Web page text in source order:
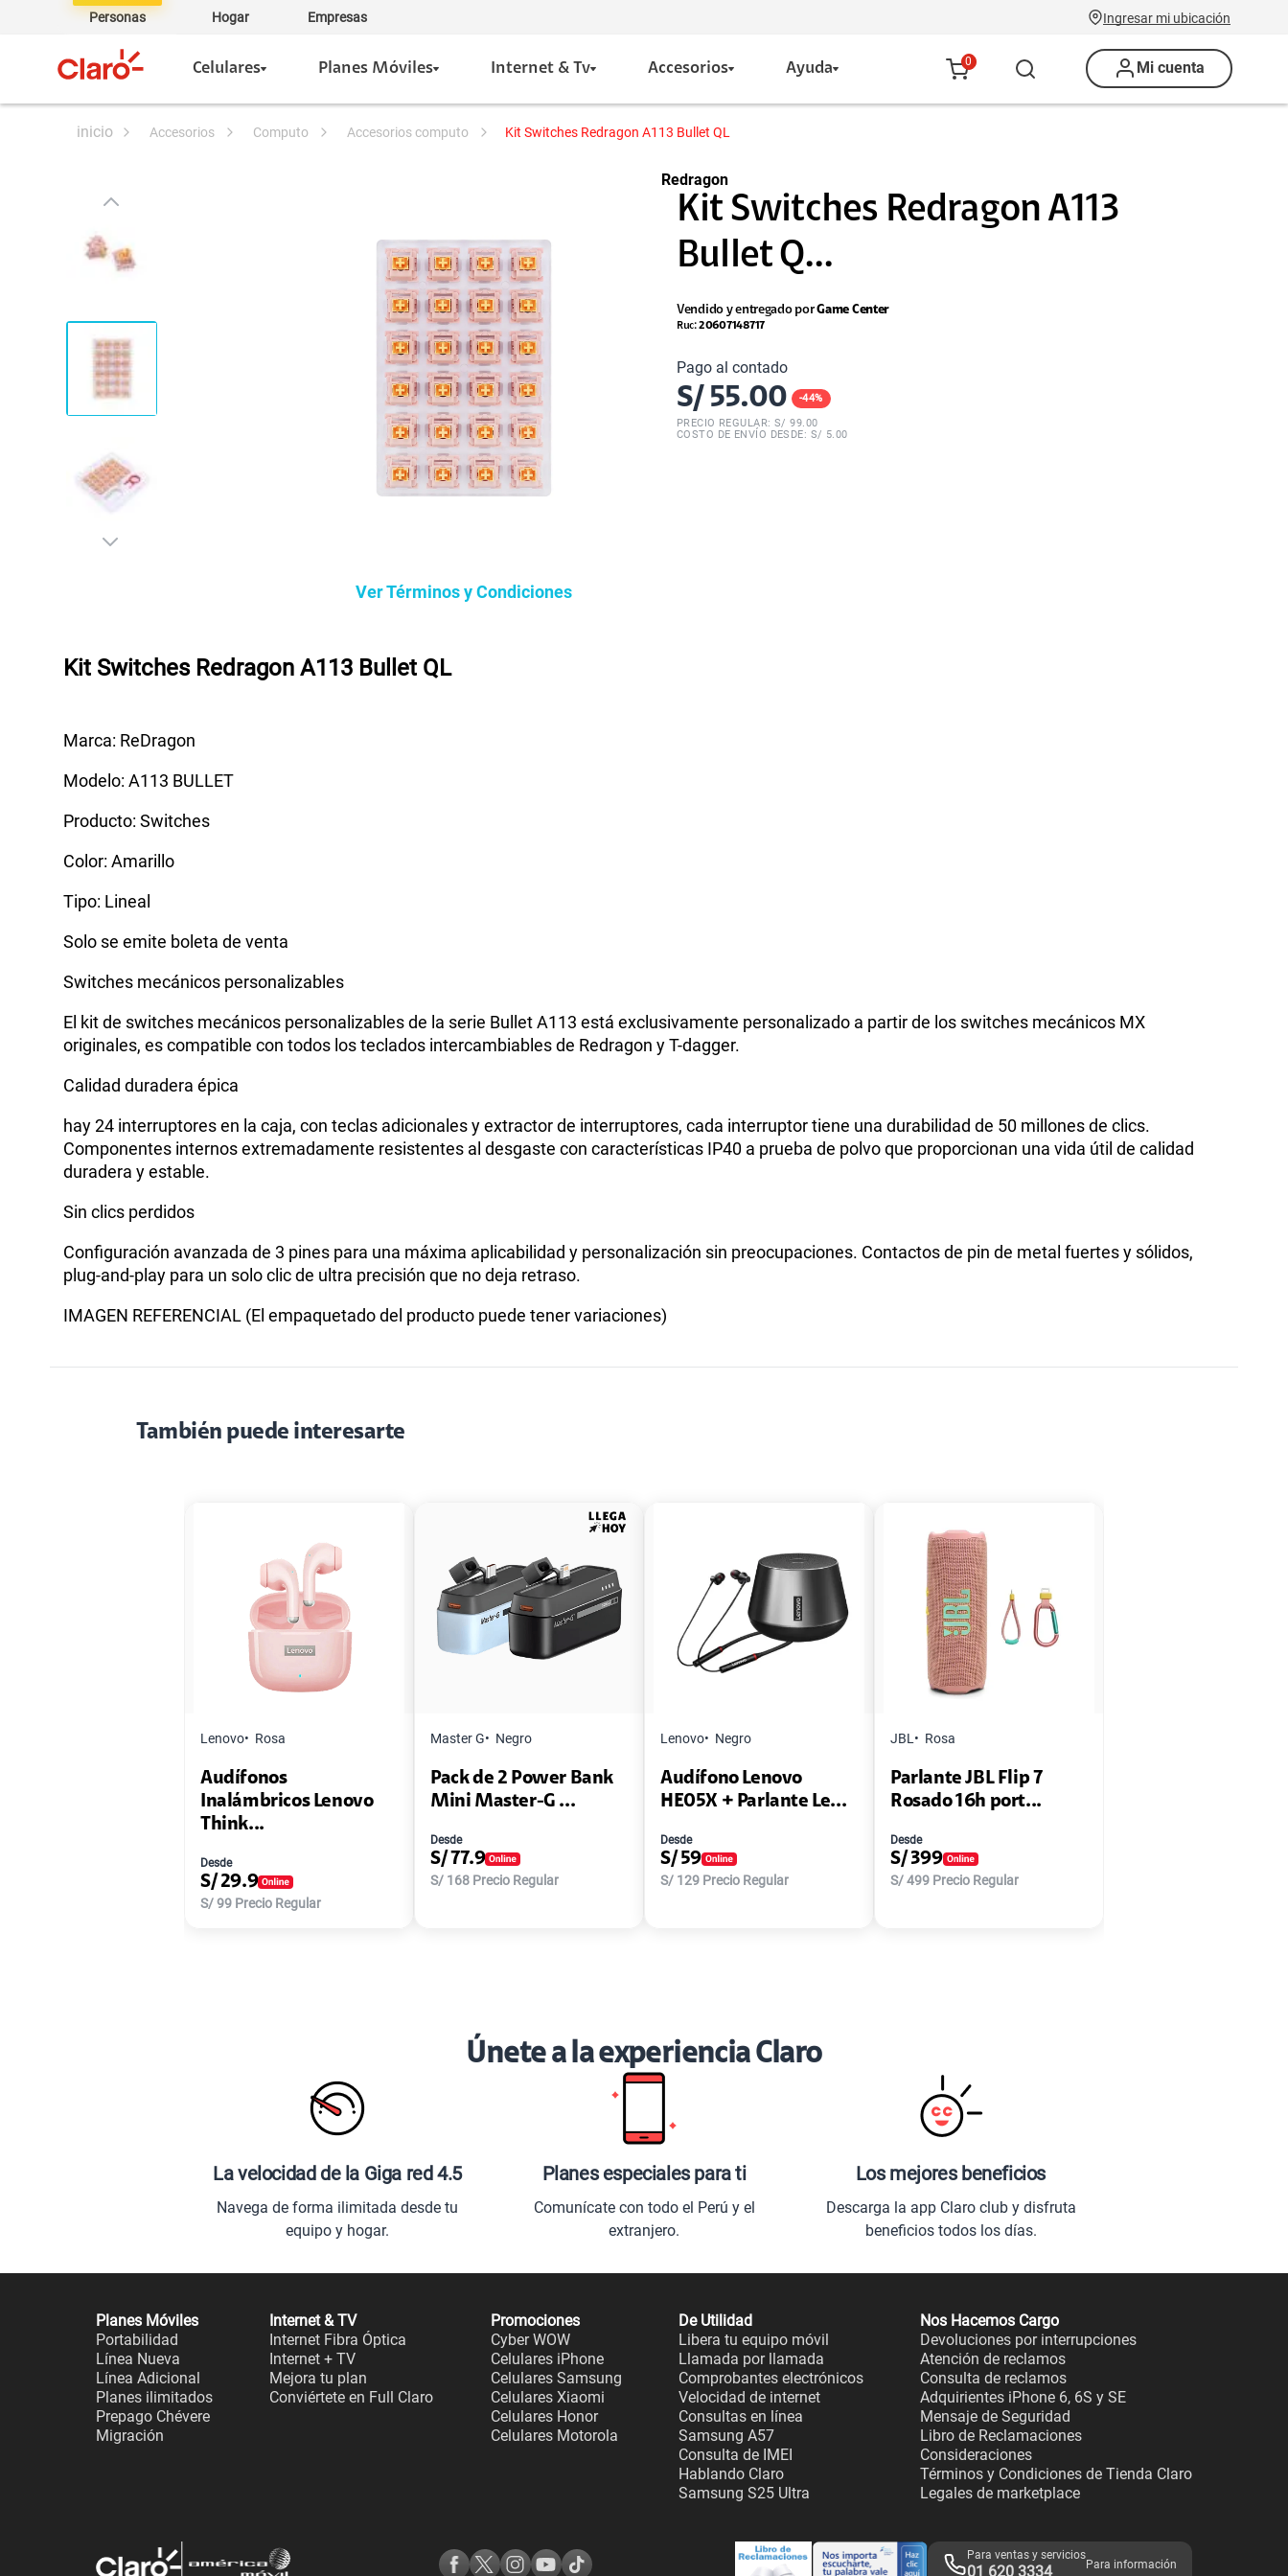
Personas Hogar Empresas Ingresar mi ubicación
Celulares Planes Móviles Internet & Tv Accesorios Ayuda 0 Mi cuenta
accesorios computo accesorios computo Kit Switches Redragon A113 Bullet QL
Ver Términos y Condiciones
Redragon
Kit Switches Redragon A113
Bullet Q...
Vendido y entregado porGame Center
Ruc:20607148717
Pago al contado
S/ 55.00 -44%
PRECIO REGULAR: S/99.00
COSTO DE ENVÍO DESDE: S/ 5.00
Kit Switches Redragon A113 Bullet QL
Marca: ReDragon
Modelo: A113 BULLET
Producto: Switches
Color: Amarillo
Tipo: Lineal
Solo se emite boleta de venta
Switches mecánicos personalizables
El kit de switches mecánicos personalizables de la serie Bullet A113 está exclusivamente personalizado a partir de los switches mecánicos MX
originales, es compatible con todos los teclados intercambiables de Redragon y T-dagger.
Calidad duradera épica
hay 24 interruptores en la caja, con teclas adicionales y extractor de interruptores, cada interruptor tiene una durabilidad de 50 millones de clics.
Componentes internos extremadamente resistentes al desgaste con características IP40 a prueba de polvo que proporcionan una vida útil de calidad
duradera y estable.
Sin clics perdidos
Configuración avanzada de 3 pines para una máxima aplicabilidad y personalización sin preocupaciones. Contactos de pin de metal fuertes y sólidos,
plug-and-play para un solo clic de ultra precisión que no deja retraso.
IMAGEN REFERENCIAL (El empaquetado del producto puede tener variaciones)
También puede interesarte
Lenovo Rosa
Audífonos
Inalámbricos Lenovo
Think...
Desde
S/ 29.9
S/99 Precio Regular
Master G Negro
Pack de 2 Power Bank
Mini Master-G ...
Desde
S/77.9
S/ 168 Precio Regular
Lenovo Negro
Audífono Lenovo
HE05X + Parlante Le...
Desde
S/ 59
S/ 129 Precio Regular
JBL Rosa
Parlante JBL Flip 7
Rosado 16h port...
Desde
S/ 399
S/499 Precio Regular
Únete a la experiencia Claro
La velocidad de la Giga red 4.5
Navega de forma ilimitada desde tu
equipo y hogar.
Planes especiales para ti
Comunícate con todo el Perú y el
extranjero.
Los mejores beneficios
Descarga la app Claro club y disfruta
beneficios todos los días.
Planes Móviles
Portabilidad
Línea Nueva
Línea Adicional
Planes ilimitados
Prepago Chévere
Migración
Internet & TV
Internet Fibra Óptica
Internet + TV
Mejora tu plan
Conviértete en Full Claro
Promociones
Cyber WOW
Celulares iPhone
Celulares Samsung
Celulares Xiaomi
Celulares Honor
Celulares Motorola
De Utilidad
Libera tu equipo móvil
Llamada por llamada
Comprobantes electrónicos
Velocidad de internet
Consultas en línea
Samsung A57
Consulta de IMEI
Hablando Claro
Samsung S25 Ultra
Nos Hacemos Cargo
Devoluciones por interrupciones
Atención de reclamos
Consulta de reclamos
Adquirientes iPhone 6, 6S y SE
Mensaje de Seguridad
Libro de Reclamaciones
Consideraciones
Términos y Condiciones de Tienda Claro
Legales de marketplace
Para ventas y servicios
01 620 3334 Para información